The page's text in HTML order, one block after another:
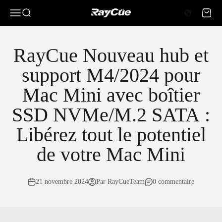
MenuRecherche RayCue Panier
0 article
0
RayCue Nouveau hub et
support M4/2024 pour
Mac Mini avec boîtier
SSD NVMe/M.2 SATA :
Libérez tout le potentiel
de votre Mac Mini
21 novembre 2024 Par RayCueTeam 0 commentaire